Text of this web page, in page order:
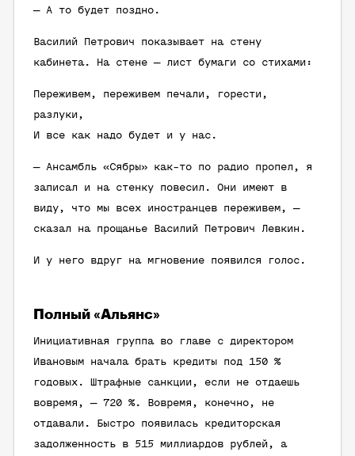
— А то будет поздно.
Василий Петрович показывает на стену
кабинета. На стене — лист бумаги со стихами:
Переживем, переживем печали, горести,
разлуки,
И все как надо будет и у нас.
— Ансамбль «Сябры» как-то по радио пропел, я
записал и на стенку повесил. Они имеют в
виду, что мы всех иностранцев переживем, —
сказал на прощанье Василий Петрович Левкин.
И у него вдруг на мгновение появился голос.
Полный «Альянс»
Инициативная группа во главе с директором
Ивановым начала брать кредиты под 150 %
годовых. Штрафные санкции, если не отдаешь
вовремя, — 720 %. Вовремя, конечно, не
отдавали. Быстро появилась кредиторская
задолженность в 515 миллиардов рублей, а